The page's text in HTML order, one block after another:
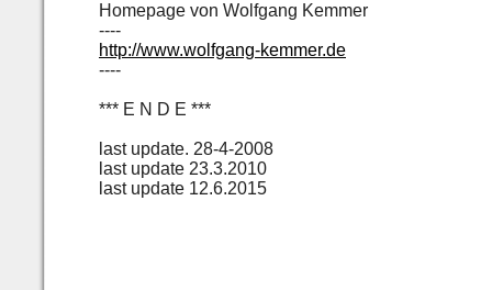
Homepage von Wolfgang Kemmer
----
http://www.wolfgang-kemmer.de
----
*** E N D E ***
last update. 28-4-2008
last update 23.3.2010
last update 12.6.2015